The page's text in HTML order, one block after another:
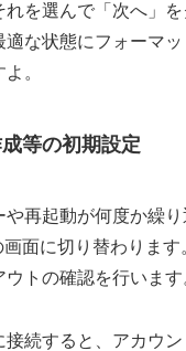
を選んで「次へ」を
適な状態にフォーマ
。
等の初期設定
や再起動が何度か繰
面に切り替わりま
トの確認を行います
接続すると、アカウ